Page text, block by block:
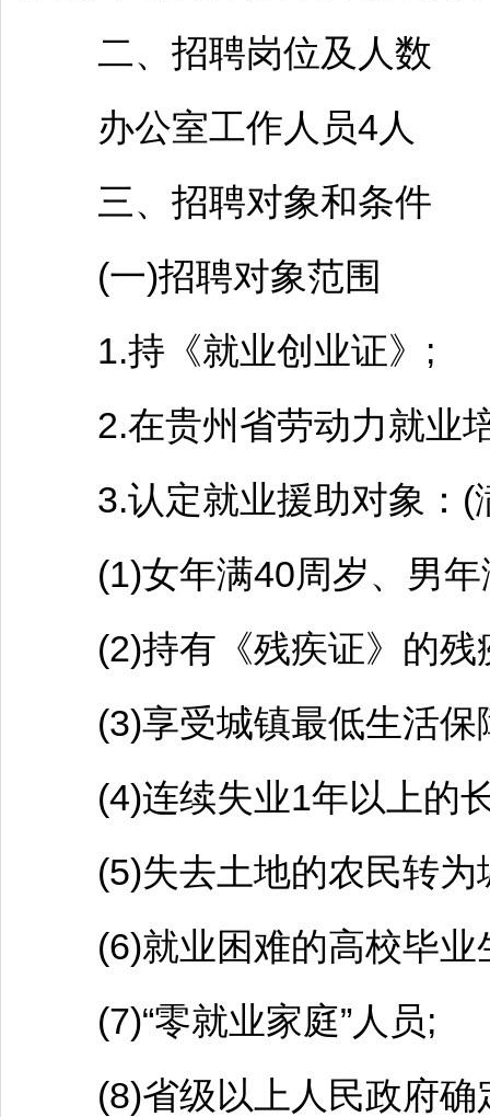
二、 招聘岗位及人数
办公室工作人员4人
三、 招聘对象和条件
(一)招聘对象范围
1.持《就业创业证》;
2.在贵州省劳动力就业
3.认定就业援助对象：(
(1)女年满40周岁、男年
(2)持有《残疾证》的残
(3)享受城镇最低生活保
(4)连续失业1年以上的
(5)失去土地的农民转为
(6)就业困难的高校毕业
(7)“零就业家庭”人员;
(8)省级以上人民政府确